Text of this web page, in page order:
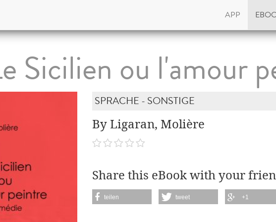
APP
Sicilien ou l'amour
SPRACHE - SONSTIGE
By Ligaran, Molière
Share this eBook with your
teilen tweet +1